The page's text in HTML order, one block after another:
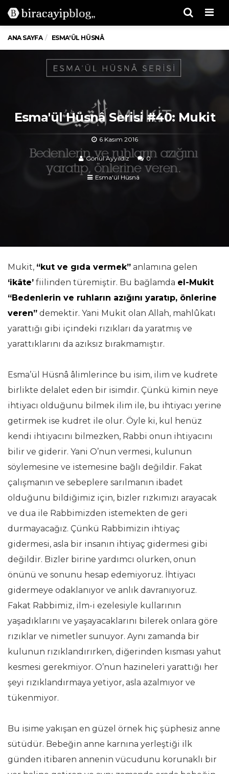
ANA SAYFA ESMA'ÜL HÜSNÂ
Esma'ül Hüsnâ Serisi #40: Mukit
6 Kasım 2016
Gönül Ayyıldız 0
Esma'ül Hüsnâ
Mukit, “kut ve gıda vermek” anlamına gelen
‘ikâte’ fiilinden türemiştir. Bu bağlamda el-Mukit
“Bedenlerin ve ruhların azığını yaratıp, önlerine
veren” demektir. Yani Mukit olan Allah, mahlûkatı
yarattığı gibi içindeki rızıkları da yaratmış ve
yarattıklarını da azıksız bırakmamıştır.
Esma’ül Hüsnâ âlimlerince bu isim, ilim ve kudrete
birlikte delalet eden bir isimdir. Çünkü kimin neye
ihtiyacı olduğunu bilmek ilim ile, bu ihtiyacı yerine
getirmek ise kudret ile olur. Öyle ki, kul henüz
kendi ihtiyacını bilmezken, Rabbi onun ihtiyacını
bilir ve giderir. Yani O’nun vermesi, kulunun
söylemesine ve istemesine bağlı değildir. Fakat
çalışmanın ve sebeplere sarılmanın ibadet
olduğunu bildiğimiz için, bizler rızkımızı arayacak
ve dua ile Rabbimizden istemekten de geri
durmayacağız. Çünkü Rabbimizin ihtiyaç
gidermesi, asla bir insanın ihtiyaç gidermesi gibi
değildir. Bizler birine yardımcı olurken, onun
önünü ve sonunu hesap edemiyoruz. İhtiyacı
gidermeye odaklanıyor ve anlık davranıyoruz.
Fakat Rabbimiz, ilm-i ezelesiyle kullarının
yaşadıklarını ve yaşayacaklarını bilerek onlara göre
rızıklar ve nimetler sunuyor. Aynı zamanda bir
kulunun rızıklandırırken, diğerinden kısması yahut
kesmesi gerekmiyor. O’nun hazineleri yarattığı her
şeyi rızıklandırmaya yetiyor, asla azalmıyor ve
tükenmiyor.
Bu isime yakışan en güzel örnek hiç şüphesiz anne
sütüdür. Bebeğin anne karnına yerleştiği ilk
günden itibaren annenin vücudunu korunaklı bir